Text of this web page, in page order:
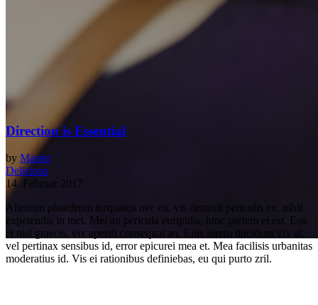
Blog
Direction is Essential
by Master
Delicious
14. Februar 2017
Alienum phaedrum torquatos nec eu, vis detraxit periculis ex, nihil
expetendis in mei. Mei an pericula euripidis, hinc partem ei est. Eos
ei nisl graecis, vix aperiri consequat an. Eius lorem tincidunt vix at,
vel pertinax sensibus id, error epicurei mea et. Mea facilisis urbanitas
moderatius id. Vis ei rationibus definiebas, eu qui purto zril.